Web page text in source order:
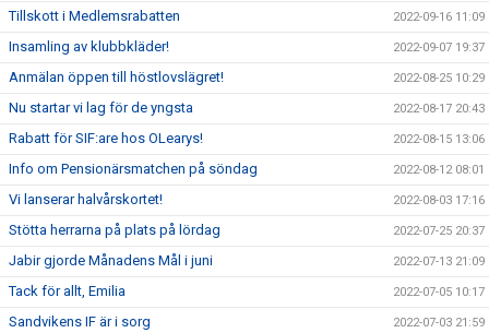
Tillskott i Medlemsrabatten 2022-09-16 11:09
Insamling av klubbkläder! 2022-09-07 19:37
Anmälan öppen till höstlovslägret! 2022-08-25 10:29
Nu startar vi lag för de yngsta 2022-08-17 20:43
Rabatt för SIF:are hos OLearys! 2022-08-15 13:06
Info om Pensionärsmatchen på söndag 2022-08-12 08:01
Vi lanserar halvårskortet! 2022-08-03 17:16
Stötta herrarna på plats på lördag 2022-07-25 20:37
Jabir gjorde Månadens Mål i juni 2022-07-13 21:09
Tack för allt, Emilia 2022-07-05 10:17
Sandvikens IF är i sorg 2022-07-03 21:59